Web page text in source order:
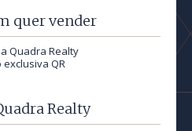
quer vender
Quadra Realty
exclusiva QR
Realty